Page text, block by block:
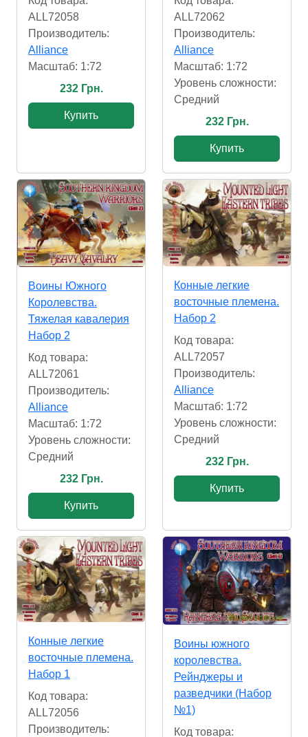
ALL72058
Производитель:
Alliance
Масштаб: 1:72
232 Грн.
Купить
ALL72062
Производитель:
Alliance
Масштаб: 1:72
Уровень сложности:
Cредний
232 Грн.
Купить
Воины Южного
Королевства.
Тяжелая кавалерия
Набор 2
Код товара:
ALL72061
Производитель:
Alliance
Масштаб: 1:72
Уровень сложности:
Cредний
232 Грн.
Купить
Конные легкие
восточные племена.
Набор 2
Код товара:
ALL72057
Производитель:
Alliance
Масштаб: 1:72
Уровень сложности:
Cредний
232 Грн.
Купить
Конные легкие
восточные племена.
Набор 1
Код товара:
ALL72056
Производитель:
Воины южного
королевства.
Рейнджеры и
разведчики (Набор
№1)
Код товара: